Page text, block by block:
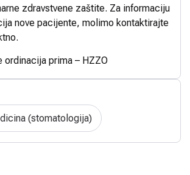
zdravstvene zaštite. Za informaciju
nove pacijente, molimo kontaktirajte
ordinacija prima – HZZO
(stomatologija)